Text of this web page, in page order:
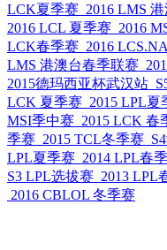
LCK夏季赛 2016 LMS
2016 LCL 夏季赛 2016
LCK春季赛 2016
LMS 港澳台春季联赛
2015德玛西亚杯武汉站
LCK 夏季赛 2015 LPL夏
MSI季中赛 2015 LCK 春
季赛 2015 TCL冬季赛
LPL夏季赛 2014 LPL春
S3 LPL选拔赛 2013 LPL
2016 CBLOL 冬季赛